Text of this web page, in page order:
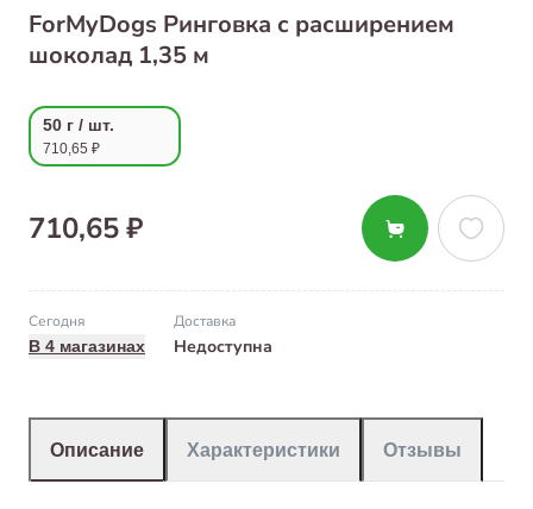
ForMyDogs Ринговка с расширением
шоколад 1,35 м
50 г / шт.
710,65 ₽
710,65 ₽
Сегодня
В 4 магазинах
Доставка
Недоступна
Описание Характеристики Отзывы